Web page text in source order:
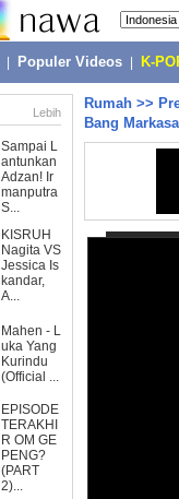
Populer Videos K-
Lebih
Sampai L
antunkan
Adzan! Ir
manputra
S...
KISRUH
Nagita VS
Jessica Is
kandar,
A...
Mahen - L
uka Yang
Kurindu
(Official ...
EPISODE
TERAKHI
R OM GE
PENG?
(PART
2)...
Rumah >>
Bang